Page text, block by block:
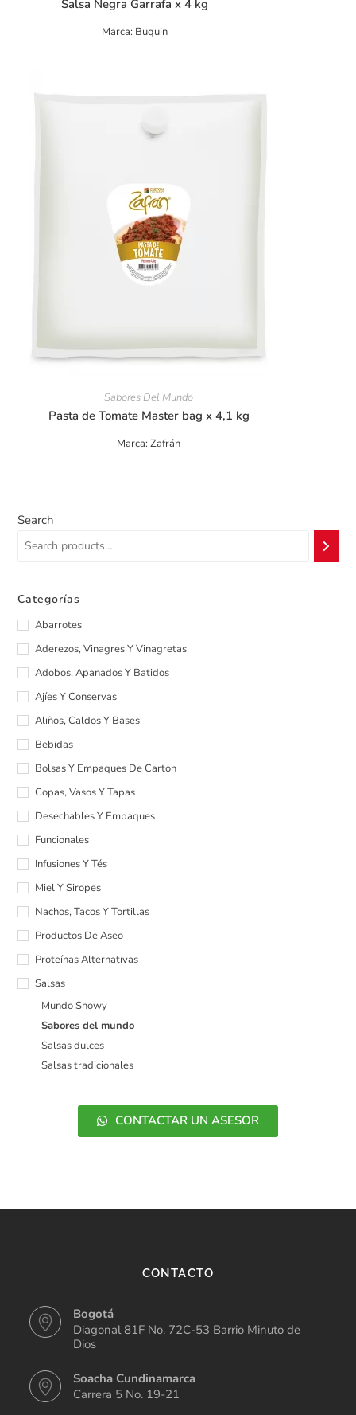
Marca: Buquin
Salsa Negra Garrafa x 4 kg
Marca: Zafrán
Sabores Del Mundo
Pasta de Tomate Master bag x 4,1 kg
Search
Categorías
Abarrotes
Aderezos, Vinagres Y Vinagretas
Adobos, Apanados Y Batidos
Ajíes Y Conservas
Aliños, Caldos Y Bases
Bebidas
Bolsas Y Empaques De Carton
Copas, Vasos Y Tapas
Desechables Y Empaques
Funcionales
Infusiones Y Tés
Miel Y Siropes
Nachos, Tacos Y Tortillas
Productos De Aseo
Proteínas Alternativas
Salsas
Mundo Showy
Sabores del mundo
Salsas dulces
Salsas tradicionales
CONTACTAR UN ASESOR
CONTACTO
Bogotá
Diagonal 81F No. 72C-53 Barrio Minuto de
Dios
Soacha Cundinamarca
Carrera 5 No. 19-21